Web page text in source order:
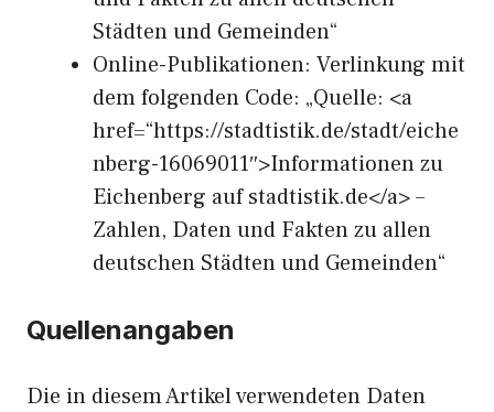
Städten und Gemeinden“
Online-Publikationen: Verlinkung mit
dem folgenden Code: „Quelle: <a
href=“https://stadtistik.de/stadt/eiche
nberg-16069011″>Informationen zu
Eichenberg auf stadtistik.de</a> –
Zahlen, Daten und Fakten zu allen
deutschen Städten und Gemeinden“
Quellenangaben
Die in diesem Artikel verwendeten Daten